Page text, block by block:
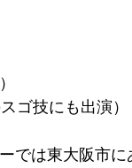
ゴ技にも出演）
では東大阪市